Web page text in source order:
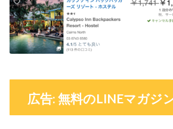
広告: 無料のLINEマガジ